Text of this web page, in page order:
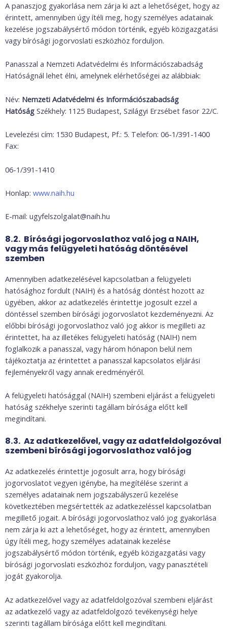
A panaszjog gyakorlása nem zárja ki azt a lehetőséget, hogy az
érintett, amennyiben úgy ítéli meg, hogy személyes adatainak
kezelése jogszabálysértő módon történik, egyéb közigazgatási
vagy bírósági jogorvoslati eszközhöz forduljon.
Panasszal a Nemzeti Adatvédelmi és Információszabadság
Hatóságnál lehet élni, amelynek elérhetőségei az alábbiak:
Név: Nemzeti Adatvédelmi és Információszabadság
Hatóság Székhely: 1125 Budapest, Szilágyi Erzsébet fasor 22/C.
Levelezési cím: 1530 Budapest, Pf.: 5. Telefon: 06-1/391-1400
Fax:
06-1/391-1410
Honlap: www.naih.hu
E-mail: ugyfelszolgalat@naih.hu
8.2. Bírósági jogorvoslathoz való jog a NAIH,
vagy más felügyeleti hatóság döntésével
szemben
Amennyiben adatkezelésével kapcsolatban a felügyeleti
hatósághoz fordult (NAIH) és a hatóság döntést hozott az
ügyében, akkor az adatkezelés érintettje jogosult ezzel a
döntéssel szemben bírósági jogorvoslatot kezdeményezni. Az
előbbi bírósági jogorvoslathoz való jog akkor is megilleti az
érintettet, ha az illetékes felügyeleti hatóság (NAIH) nem
foglalkozik a panasszal, vagy három hónapon belül nem
tájékoztatja az érintettet a panasszal kapcsolatos eljárási
fejleményekről vagy annak eredményéről.
A felügyeleti hatósággal (NAIH) szembeni eljárást a felügyeleti
hatóság székhelye szerinti tagállam bírósága előtt kell
megindítani.
8.3. Az adatkezelővel, vagy az adatfeldolgozóval
szembeni bírósági jogorvoslathoz való jog
Az adatkezelés érintettje jogosult arra, hogy bírósági
jogorvoslatot vegyen igénybe, ha megítélése szerint a
személyes adatainak nem jogszabályszerű kezelése
következtében megsértették az adatkezeléssel kapcsolatban
megillető jogait. A bírósági jogorvoslathoz való jog gyakorlása
nem zárja ki azt a lehetőséget, hogy az érintett, amennyiben
úgy ítéli meg, hogy személyes adatainak kezelése
jogszabálysértő módon történik, egyéb közigazgatási vagy
bírósági jogorvoslati eszközhöz forduljon, vagy panasztételi
jogát gyakorolja.
Az adatkezelővel vagy az adatfeldolgozóval szembeni eljárást
az adatkezelő vagy az adatfeldolgozó tevékenységi helye
szerinti tagállam bírósága előtt kell megindítani.